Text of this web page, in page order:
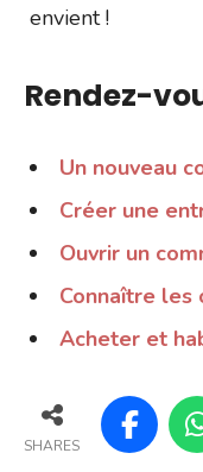
envient !
Rendez-
Un nouveau
Créer une
Ouvrir un
Connaître les
Acheter et
SHARES